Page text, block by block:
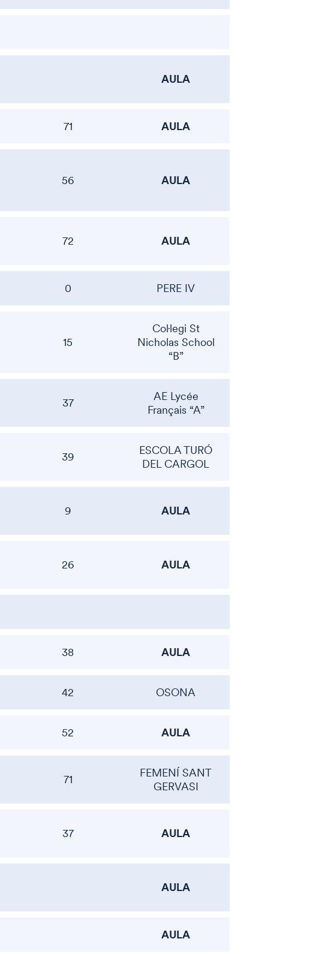
AULA
71 AULA
56 AULA
72 AULA
0 PERE IV
15
Col·legi St
Nicholas School
“B”
37
AE Lycée
Français “A”
39
ESCOLA TURÓ
DEL CARGOL
9 AULA
26 AULA
38 AULA
42 OSONA
52 AULA
71
FEMENÍ SANT
GERVASI
37 AULA
AULA
AULA